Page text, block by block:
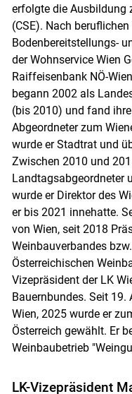
erfolgte die Ausbildung
(CSE). Nach
Bodenbereitstellungs-
der Wohnservice Wien
Raiffeisenbank NÖ-
begann 2002 als
(bis 2010) und fand
Abgeordneter zum
wurde er Stadtrat und
Zwischen 2010 und
Landtagsabgeordneter
wurde er Direktor des
er bis 2021 innehatte.
von Wien, seit 2018
Weinbauverbandes
Österreichischen
Vizepräsident der LK
Bauernbundes. Seit 19.
Wien, 2025 wurde er
Österreich gewählt. Er
Weinbaubetrieb
LK-Vizepräsident